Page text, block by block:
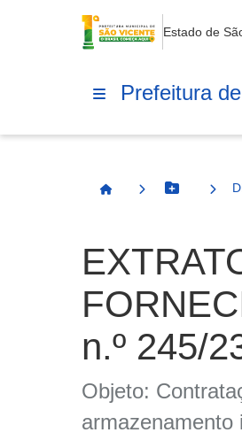
Estado de
Prefeitura
Página InicialBotão
n.º 245/
Objeto:
armazenamento